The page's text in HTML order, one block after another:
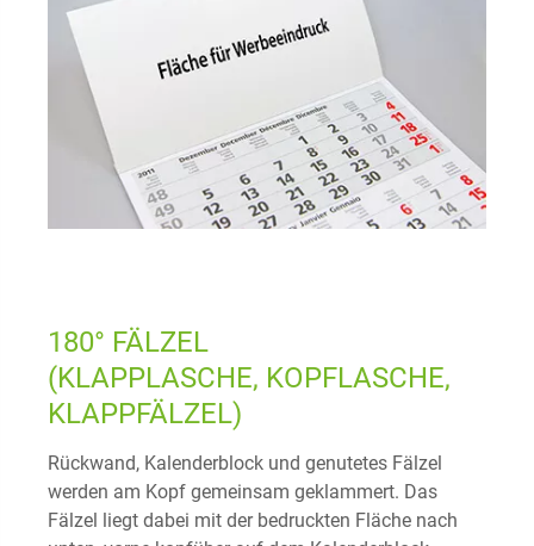
180° FÄLZEL
(KLAPPLASCHE, KOPFLASCHE,
KLAPPFÄLZEL)
Rückwand, Kalenderblock und genutetes Fälzel
werden am Kopf gemeinsam geklammert. Das
Fälzel liegt dabei mit der bedruckten Fläche nach